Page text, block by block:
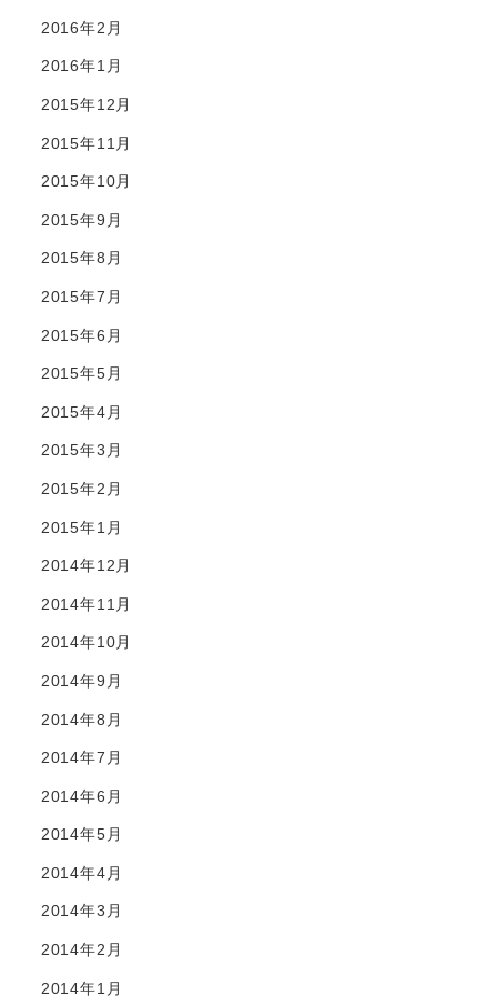
2016年2月
2016年1月
2015年12月
2015年11月
2015年10月
2015年9月
2015年8月
2015年7月
2015年6月
2015年5月
2015年4月
2015年3月
2015年2月
2015年1月
2014年12月
2014年11月
2014年10月
2014年9月
2014年8月
2014年7月
2014年6月
2014年5月
2014年4月
2014年3月
2014年2月
2014年1月